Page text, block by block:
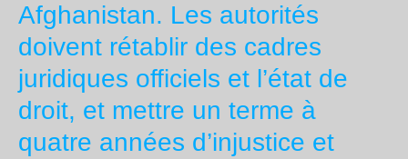
Afghanistan. Les autorités
doivent rétablir des cadres
juridiques officiels et l’état de
droit, et mettre un terme à
quatre années d’injustice et